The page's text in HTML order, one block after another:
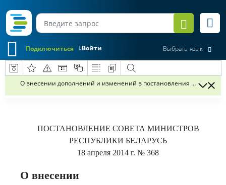
Войти
Подключиться Выбрать язык
О внесении дополнений и изменений в постановления Совета
ПОСТАНОВЛЕНИЕ СОВЕТА МИНИСТРОВ
РЕСПУБЛИКИ БЕЛАРУСЬ
18 апреля 2014 г. № 368
О внесении